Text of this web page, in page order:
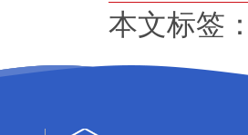
本文标签